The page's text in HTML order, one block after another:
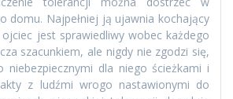
domu. Najpełniej ją ujawnia kochający
jest sprawiedliwy wobec każdego
szacunkiem, ale nigdy nie zgodzi się,
niebezpiecznymi dla niego ścieżkami i
z ludźmi wrogo nastawionymi do